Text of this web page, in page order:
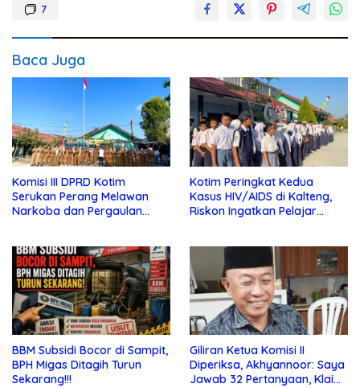
7
Baca Juga
Komisi III DPRD Kotim
Serukan Perang Melawan
Narkoba dan Pergaulan
Kotim Peringkat Kedua
Kasus HIV/AIDS di Kalteng,
Riskon Ingatkan Pelajar
BBM Subsidi Bocor di Sampit,
BPH Migas Ditagih Turun
Sekarang!!!
Giliran Ketua Komisi II
Diperiksa, Akhyannoor: Saya
Jawab 32 Pertanyaan, Klaim